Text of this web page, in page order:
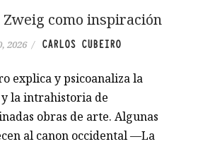
Zweig como inspiración
2026 / CARLOS CUBEIRO
explica y psicoanaliza la
y la intrahistoria de
obras de arte. Algunas
al canon occidental —La